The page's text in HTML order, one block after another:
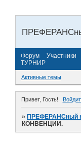
Форум Участники
ТУРНИР
Активные темы
Привет, Гость!
»ПРЕФЕРАНСный
КОНВЕНЦИИ.